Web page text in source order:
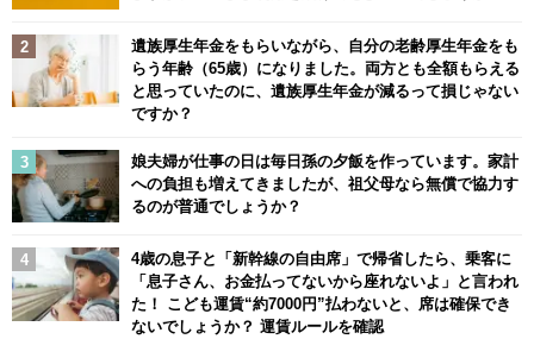
遺族厚生年金をもらいながら、自分の老齢厚生年金をも
らう年齢（65歳）になりました。両方とも全額もらえる
と思っていたのに、遺族厚生年金が減るって損じゃない
ですか？
娘夫婦が仕事の日は毎日孫の夕飯を作っています。家計
への負担も増えてきましたが、祖父母なら無償で協力す
るのが普通でしょうか？
4歳の息子と「新幹線の自由席」で帰省したら、乗客に
「息子さん、お金払ってないから座れないよ」と言われ
た！ こども運賃“約7000円”払わないと、席は確保でき
ないでしょうか？ 運賃ルールを確認